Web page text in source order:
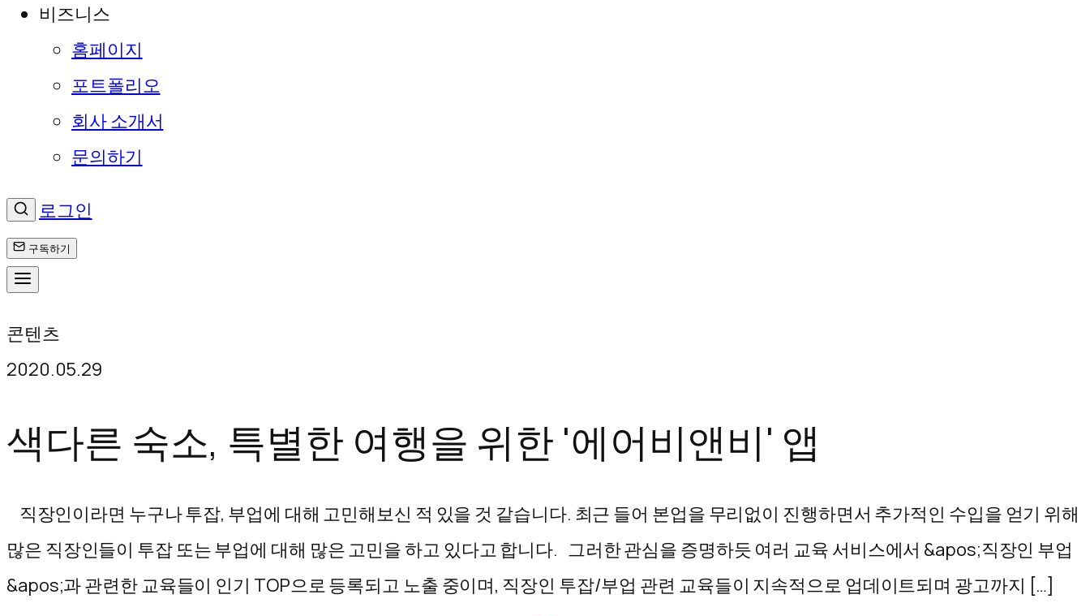
비즈니스
홈페이지
포트폴리오
회사 소개서
문의하기
로그인
구독하기
로
바
기
콘텐츠
2020.05.29
색다른 숙소, 특별한 여행을 위한 '에어비앤비' 앱
직장인이라면 누구나 투잡, 부업에 대해 고민해보신 적 있을 것 같습니다. 최근 들어 본업을 무리없이 진행하면서 추가적인 수입을 얻기 위해
많은 직장인들이 투잡 또는 부업에 대해 많은 고민을 하고 있다고 합니다. 그러한 관심을 증명하듯 여러 교육 서비스에서 &apos;직장인 부업
&apos;과 관련한 교육들이 인기 TOP으로 등록되고 노출 중이며, 직장인 투잡/부업 관련 교육들이 지속적으로 업데이트되며 광고까지 […]